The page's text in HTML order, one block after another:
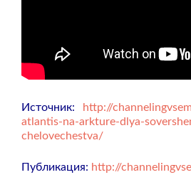
Источник:
http://
atlantis-na-arkture-dlya-
chelovechestva/
Публикация: http://